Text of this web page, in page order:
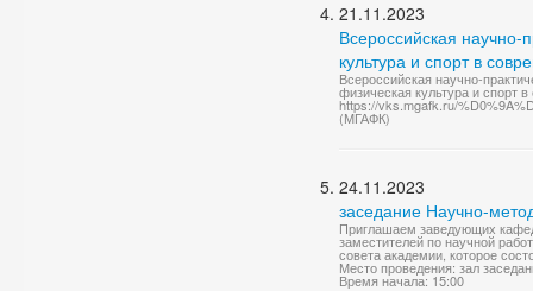
21.11.2023
Всероссийская
культура и спорт в
Всероссийская научно-
физическая культура и спорт
https://vks.mgafk.ru/
(МГАФК)
24.11.2023
заседание Научно-
Приглашаем заведующих
заместителей по научной
совета академии, которое
Место проведения: зал
Время начала: 15:00